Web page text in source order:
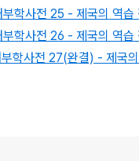
부학사전 25 - 제국의 역습
부학사전 26 - 제국의 역습
학사전 27(완결) - 제국